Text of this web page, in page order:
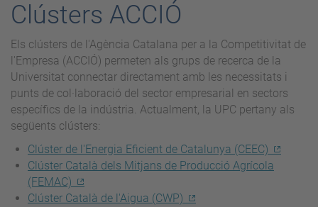
Clústers ACCIÓ
Els clústers de l'Agència Catalana per a la Competitivitat de
l'Empresa (ACCIÓ) permeten als grups de recerca de la
Universitat connectar directament amb les necessitats i
punts de col·laboració del sector empresarial en sectors
específics de la indústria. Actualment, la UPC pertany als
següents clústers:
Clúster de l'Energia Eficient de Catalunya (CEEC)
Clúster Català dels Mitjans de Producció Agrícola
(FEMAC)
Clúster Català de l'Aigua (CWP)